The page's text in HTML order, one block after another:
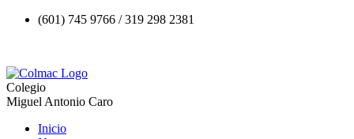
(601) 745 9766 / 319 298 2381
Colegio
Miguel Antonio Caro
Inicio